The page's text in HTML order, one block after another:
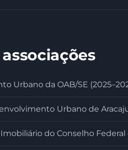
Urbano da OAB/SE
Urbano de
do Conselho Federal